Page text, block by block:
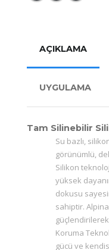
AÇIKLAMA
UYGULAMA
Tam Silinebilir
Su bazlı,
görünümlü,
Silikon
yüksek
dokusu
sahiptir.
Koruma
gücü ve